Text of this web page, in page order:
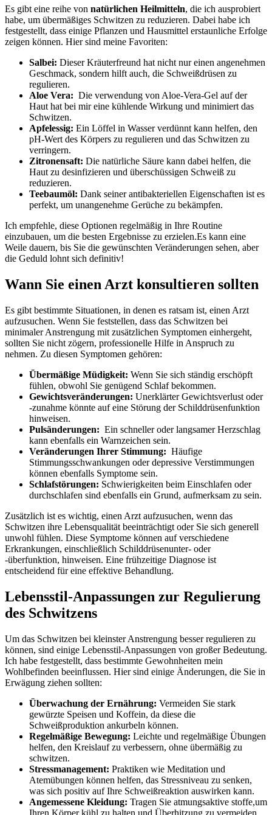
Es gibt‌ eine⁣ reihe ‍von natürlichen Heilmitteln, die⁢ ich ausprobiert
habe,‌ um übermäßiges Schwitzen⁢ zu⁤ reduzieren. Dabei habe ich
festgestellt, dass ⁣einige Pflanzen und Hausmittel erstaunliche Erfolge⁤
zeigen können. ‌Hier sind meine⁣ Favoriten:
Salbei: Dieser⁢ Kräuterfreund ⁣hat nicht nur ​einen angenehmen
Geschmack, sondern hilft auch, die Schweißdrüsen ⁤zu
regulieren.
Aloe ​Vera: ‌ Die‌ verwendung von⁢ Aloe-Vera-Gel auf‌ der​
Haut hat bei mir eine ​kühlende Wirkung und minimiert das
Schwitzen.
Apfelessig: Ein‌ Löffel⁤ in Wasser verdünnt kann helfen, den
pH-Wert des Körpers ⁣zu regulieren und​ das Schwitzen zu
verringern.
Zitronensaft: Die natürliche Säure kann dabei ​helfen, die
Haut ‌zu desinfizieren und ⁣überschüssigen Schweiß‌ zu
reduzieren.
Teebaumöl: Dank seiner antibakteriellen Eigenschaften ist es
perfekt, um unangenehme Gerüche ⁤zu ‌bekämpfen.
Ich empfehle, diese Optionen regelmäßig‌ in Ihre Routine
einzubauen, um die besten ‌Ergebnisse zu⁣ erzielen.Es kann eine
⁣Weile‌ dauern,⁤ bis Sie‍ die gewünschten Veränderungen sehen, aber
die⁤ Geduld lohnt sich definitiv!
Wann Sie einen⁢ Arzt konsultieren sollten
Es gibt bestimmte​ Situationen, in denen es ‍ratsam ist, einen Arzt⁤
aufzusuchen. Wenn Sie feststellen, dass das Schwitzen ⁤bei
minimaler Anstrengung mit zusätzlichen⁣ Symptomen⁣ einhergeht,​
sollten⁤ Sie nicht zögern, professionelle Hilfe in⁤ Anspruch zu
nehmen. Zu diesen Symptomen gehören:
Übermäßige Müdigkeit: Wenn Sie sich ständig erschöpft​
fühlen, obwohl Sie genügend Schlaf bekommen.
Gewichtsveränderungen: Unerklärter Gewichtsverlust oder
-zunahme könnte auf eine Störung der Schilddrüsenfunktion
hinweisen.
Pulsänderungen: ⁣ Ein schneller oder ‌langsamer Herzschlag
kann​ ebenfalls⁣ ein​ Warnzeichen‍ sein.
Veränderungen‍ Ihrer Stimmung: ‌ Häufige
Stimmungsschwankungen oder‍ depressive Verstimmungen
können ebenfalls Symptome sein.
Schlafstörungen: Schwierigkeiten beim Einschlafen oder
durchschlafen sind ebenfalls ein Grund,​ aufmerksam⁤ zu sein.
Zusätzlich ist ​es wichtig, einen‌ Arzt ‍aufzusuchen, wenn das
Schwitzen ihre ‍Lebensqualität beeinträchtigt oder Sie sich generell
unwohl fühlen. Diese Symptome können‌ auf verschiedene
Erkrankungen,⁢ einschließlich Schilddrüsenunter- ⁢oder
-überfunktion, hinweisen. Eine​ frühzeitige ‍Diagnose ‍ist
entscheidend‍ für eine effektive ​Behandlung.
Lebensstil-Anpassungen zur‌ Regulierung
des Schwitzens
Um das‍ Schwitzen bei kleinster Anstrengung besser ​regulieren zu​
können, ‍sind einige Lebensstil-Anpassungen von ‍großer Bedeutung.
Ich ⁤habe festgestellt, dass bestimmte ⁢Gewohnheiten mein
Wohlbefinden​ beeinflussen. Hier ⁢sind einige Änderungen, die Sie in
⁤Erwägung ​ziehen sollten:
Überwachung der⁤ Ernährung: ‍Vermeiden Sie​ stark
gewürzte Speisen und Koffein, da ​diese ​die
Schweißproduktion ankurbeln können.
Regelmäßige Bewegung: ‍Leichte ‌und regelmäßige Übungen
helfen,⁢ den Kreislauf zu verbessern, ohne übermäßig zu
schwitzen.
Stressmanagement: Praktiken wie Meditation und
Atemübungen⁢ können ⁤helfen, ‍das ⁢Stressniveau zu senken,
⁢was sich positiv auf Ihre Schweißreaktion auswirken kann.
Angemessene Kleidung: Tragen Sie ‍atmungsaktive stoffe,um
Ihren Körper kühl zu⁣ halten und Überhitzung zu vermeiden.